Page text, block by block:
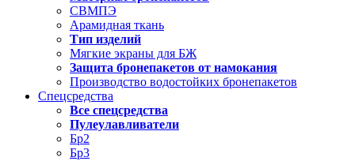
СВМПЭ
Арамидная ткань
Тип изделий
Мягкие экраны для БЖ
Защита бронепакетов от намокания
Производство водостойких бронепакетов
Спецсредства
Все спецсредства
Пулеулавливатели
Бр2
Бр3